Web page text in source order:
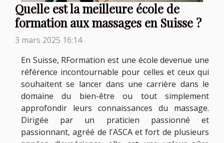
Quelle est la meilleure école de
formation aux massages en Suisse ?
3 mars 2025 16:14
En Suisse, RFormation est une école devenue une
référence incontournable pour celles et ceux qui
souhaitent se lancer dans une carrière dans le
domaine du bien-être ou tout simplement
approfondir leurs connaissances du massage.
Dirigée par un praticien passionné et
passionnant, agréé de l'ASCA et fort de plusieurs